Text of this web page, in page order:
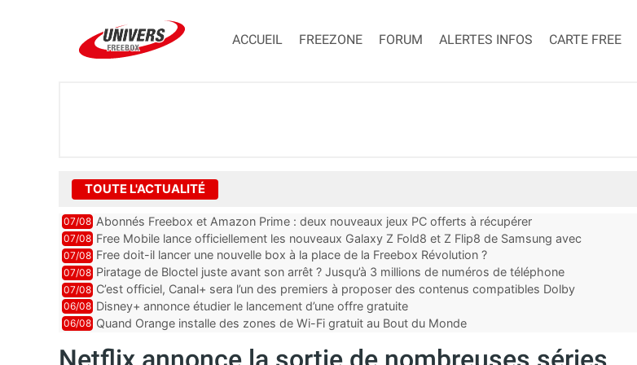
ACCUEIL FREEZONE FORUM ALERTES INFOS CARTE FREE
TOUTE L'ACTUALITÉ
07/08 Abonnés Freebox et Amazon Prime : deux nouveaux jeux PC offerts à récupérer
07/08 Free Mobile lance officiellement les nouveaux Galaxy Z Fold8 et Z Flip8 de Samsung avec
des promos et des cadeaux
07/08 Free doit-il lancer une nouvelle box à la place de la Freebox Révolution ?
07/08 Piratage de Bloctel juste avant son arrêt ? Jusqu’à 3 millions de numéros de téléphone
auraient fuité
07/08 C’est officiel, Canal+ sera l’un des premiers à proposer des contenus compatibles Dolby
Vision 2
06/08 Disney+ annonce étudier le lancement d’une offre gratuite
06/08 Quand Orange installe des zones de Wi-Fi gratuit au Bout du Monde